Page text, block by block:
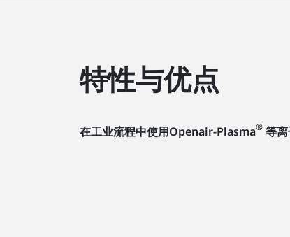
特性与优点
在工业流程中使用Openair-Plasma® 等离